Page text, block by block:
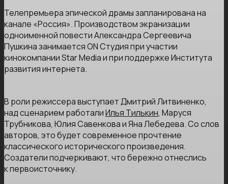
Телепремьера эпической драмы запланирована на
канале «Россия». Производством экранизации
одноименной повести Александра Сергеевича
Пушкина занимается ON Студия при участии
кинокомпании Star Media и при поддержке Института
развития интернета.
В роли режиссера выступает Дмитрий Литвиненко,
над сценарием работалиИлья Тилькин, Маруся
Трубникова, Юлия Савенкова и Яна Лебедева. Со слов
авторов, это будет современное прочтение
классического исторического произведения.
Создатели подчеркивают, что бережно отнеслись
к первоисточнику.